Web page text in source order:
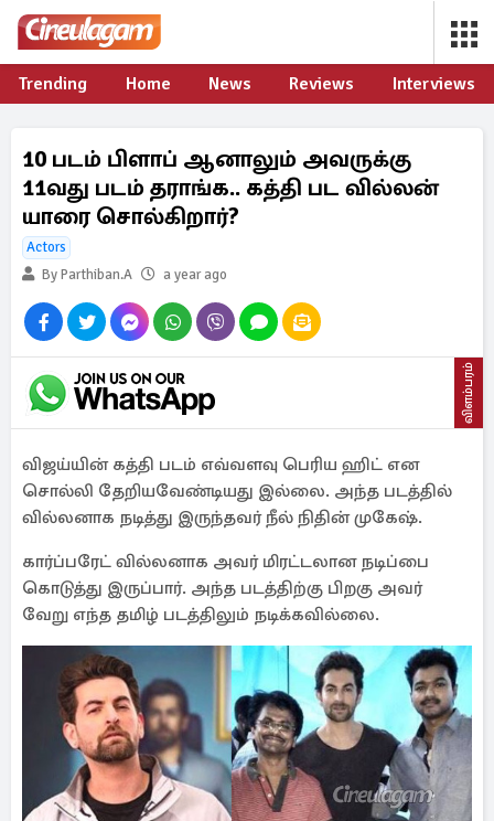
Trending Home News Reviews Interviews
10 படம் பிளாப் ஆனாலும் அவருக்கு
11வது படம் தராங்க.. கத்தி பட வில்லன்
யாரை சொல்கிறார்?
Actors
By Parthiban.A
a year ago
விளம்பரம்
விஜய்யின் கத்தி படம் எவ்வளவு பெரிய ஹிட் என
சொல்லி தேறியவேண்டியது இல்லை. அந்த படத்தில்
வில்லனாக நடித்து இருந்தவர் நீல் நிதின் முகேஷ்.
கார்ப்பரேட் வில்லனாக அவர் மிரட்டலான நடிப்பை
கொடுத்து இருப்பார். அந்த படத்திற்கு பிறகு அவர்
வேறு எந்த தமிழ் படத்திலும் நடிக்கவில்லை.